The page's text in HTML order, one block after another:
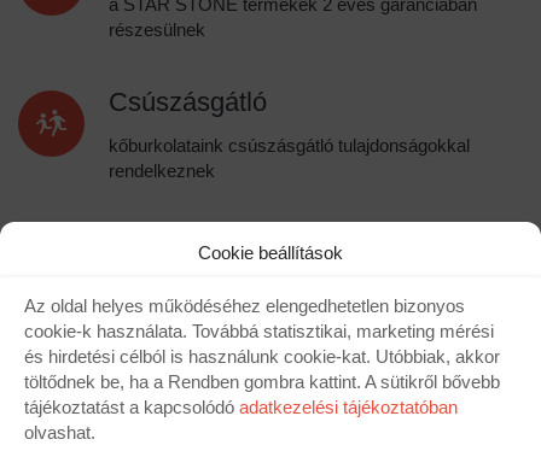
Cookie beállítások
Az oldal helyes működéséhez elengedhetetlen bizonyos
cookie-k használata. Továbbá statisztikai, marketing mérési
és hirdetési célból is használunk cookie-kat. Utóbbiak, akkor
töltődnek be, ha a Rendben gombra kattint. A sütikről bővebb
tájékoztatást a kapcsolódó adatkezelési tájékoztatóban
olvashat.
kőburkolataink csúszásgátló tulajdonságokkal
rendelkeznek
a betonalapra ragasztóval rögzített kőburkolat
Kültér / Beltér
a kőburkolat akár kültéri, akár beltéri
környezetben is alkalmazható